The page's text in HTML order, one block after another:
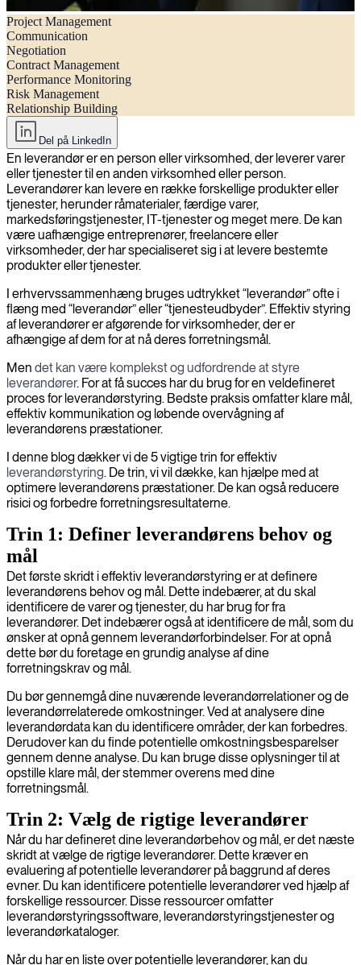
Hvordan man administrerer leverandører effektivt: 7 vigtige trin
Project Management
Communication
Negotiation
Contract Management
Performance Monitoring
Risk Management
Relationship Building
Del på LinkedIn
En leverandør er en person eller virksomhed, der leverer varer
eller tjenester til en anden virksomhed eller person.
Leverandører kan levere en række forskellige produkter eller
tjenester, herunder råmaterialer, færdige varer,
markedsføringstjenester, IT-tjenester og meget mere. De kan
være uafhængige entreprenører, freelancere eller
virksomheder, der har specialiseret sig i at levere bestemte
produkter eller tjenester.
I erhvervssammenhæng bruges udtrykket “leverandør” ofte i
flæng med “leverandør” eller “tjenesteudbyder”. Effektiv styring
af leverandører er afgørende for virksomheder, der er
afhængige af dem for at nå deres forretningsmål.
Men det kan være komplekst og udfordrende at styre
leverandører. For at få succes har du brug for en veldefineret
proces for leverandørstyring. Bedste praksis omfatter klare mål,
effektiv kommunikation og løbende overvågning af
leverandørens præstationer.
I denne blog dækker vi de 5 vigtige trin for effektiv
leverandørstyring. De trin, vi vil dække, kan hjælpe med at
optimere leverandørens præstationer. De kan også reducere
risici og forbedre forretningsresultaterne.
Trin 1: Definer leverandørens behov og
mål
Det første skridt i effektiv leverandørstyring er at definere
leverandørens behov og mål. Dette indebærer, at du skal
identificere de varer og tjenester, du har brug for fra
leverandører. Det indebærer også at identificere de mål, som du
ønsker at opnå gennem leverandørforbindelser. For at opnå
dette bør du foretage en grundig analyse af dine
forretningskrav og mål.
Du bør gennemgå dine nuværende leverandørrelationer og de
leverandørrelaterede omkostninger. Ved at analysere dine
leverandørdata kan du identificere områder, der kan forbedres.
Derudover kan du finde potentielle omkostningsbesparelser
gennem denne analyse. Du kan bruge disse oplysninger til at
opstille klare mål, der stemmer overens med dine
forretningsmål.
Trin 2: Vælg de rigtige leverandører
Når du har defineret dine leverandørbehov og mål, er det næste
skridt at vælge de rigtige leverandører. Dette kræver en
evaluering af potentielle leverandører på baggrund af deres
evner. Du kan identificere potentielle leverandører ved hjælp af
forskellige ressourcer. Disse ressourcer omfatter
leverandørstyringssoftware, leverandørstyringstjenester og
leverandørkataloger.
Når du har en liste over potentielle leverandører, kan du